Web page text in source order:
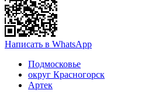
Написать в WhatsApp
Подмосковье
округ Красногорск
Артек